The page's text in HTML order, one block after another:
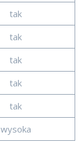
tak
tak
tak
tak
tak
wysoka